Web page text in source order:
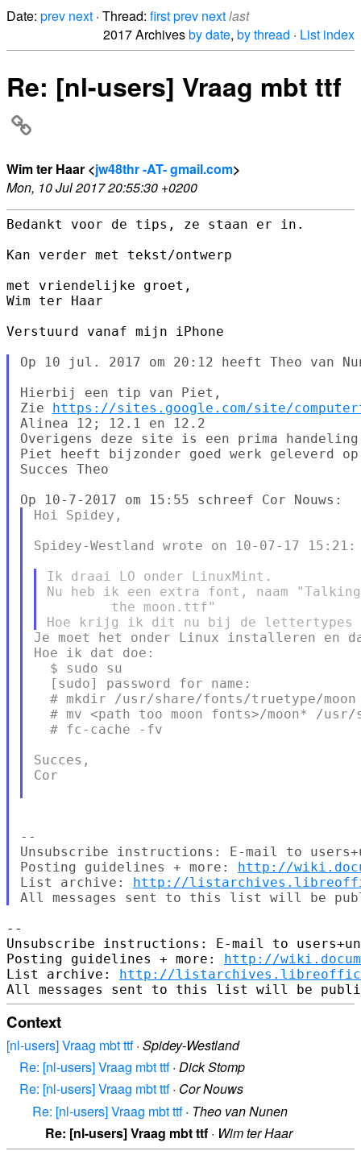
Date: prev next · Thread: firstprev nextlast
2017 Archivesby date, by thread · List index
Re: [nl-users] Vraag mbt ttf
Wim ter Haar <jw48thr -AT- gmail.com>
Mon, 10 Jul 2017 20:55:30 +0200
Bedankt voor de tips, ze staan er in.
Kan verder met tekst/ontwerp
met vriendelijke groet,
Wim ter Haar
Verstuurd vanaf mijn iPhone
Op 10 jul. 2017 om 20:12 heeft Theo van
Hierbij een tip van Piet,
Zie https://sites.google.com/site/
Alinea 12; 12.1 en 12.2
Overigens deze site is een prima
Piet heeft bijzonder goed werk geleverd
Succes Theo
Hoi Spidey,
Spidey-Westland wrote on 10-07-17 15:21:
Ik draai LO onder LinuxMint.
Nu heb ik een extra font, naam
        the moon.ttf"
Je moet het onder Linux installeren en
Hoe ik dat doe:
  $ sudo su
  [sudo] password for name:
  # mkdir /usr/share/fonts/truetype/moon
# mv <path too moon fonts>/moon* /
  # fc-cache -fv
Succes,
Cor
--
Unsubscribe instructions: E-mail to
Posting guidelines + more: http://
List archive: http://
--
Unsubscribe instructions: E-mail to
Posting guidelines + more: http://
List archive: http://
Context
[nl-users] Vraag mbt ttf· Spidey-Westland
Re: [nl-users] Vraag mbt ttf· Dick Stomp
Re: [nl-users] Vraag mbt ttf· Cor Nouws
Re: [nl-users] Vraag mbt ttf· Theo van Nunen
Re: [nl-users] Vraag mbt ttf · Wim ter Haar